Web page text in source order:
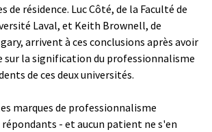
de résidence. Luc Côté, de la Faculté de
Laval, et Keith Brownell, de
arrivent à ces conclusions après avoir
sur la signification du professionnalisme
de ces deux universités.
marques de professionnalisme
- et aucun patient ne s'en